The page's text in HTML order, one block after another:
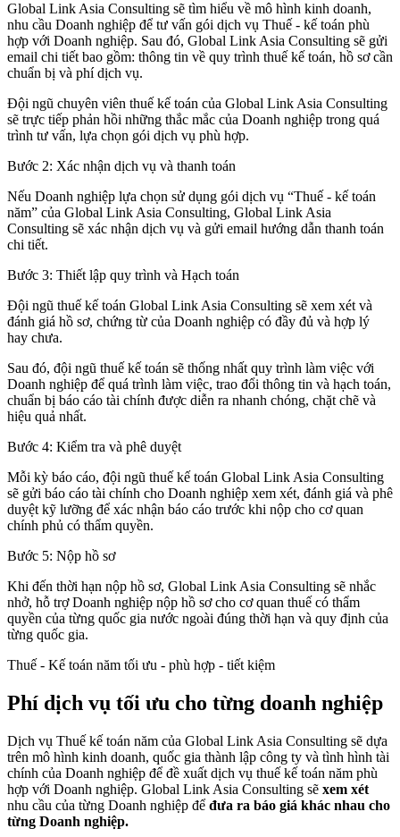
Global Link Asia Consulting sẽ tìm hiểu về mô hình kinh doanh,
nhu cầu Doanh nghiệp để tư vấn gói dịch vụ Thuế - kế toán phù
hợp với Doanh nghiệp. Sau đó, Global Link Asia Consulting sẽ gửi
email chi tiết bao gồm: thông tin về quy trình thuế kế toán, hồ sơ cần
chuẩn bị và phí dịch vụ.
Đội ngũ chuyên viên thuế kế toán của Global Link Asia Consulting
sẽ trực tiếp phản hồi những thắc mắc của Doanh nghiệp trong quá
trình tư vấn, lựa chọn gói dịch vụ phù hợp.
Bước 2: Xác nhận dịch vụ và thanh toán
Nếu Doanh nghiệp lựa chọn sử dụng gói dịch vụ “Thuế - kế toán
năm” của Global Link Asia Consulting, Global Link Asia
Consulting sẽ xác nhận dịch vụ và gửi email hướng dẫn thanh toán
chi tiết.
Bước 3: Thiết lập quy trình và Hạch toán
Đội ngũ thuế kế toán Global Link Asia Consulting sẽ xem xét và
đánh giá hồ sơ, chứng từ của Doanh nghiệp có đầy đủ và hợp lý
hay chưa.
Sau đó, đội ngũ thuế kế toán sẽ thống nhất quy trình làm việc với
Doanh nghiệp để quá trình làm việc, trao đổi thông tin và hạch toán,
chuẩn bị báo cáo tài chính được diễn ra nhanh chóng, chặt chẽ và
hiệu quả nhất.
Bước 4: Kiểm tra và phê duyệt
Mỗi kỳ báo cáo, đội ngũ thuế kế toán Global Link Asia Consulting
sẽ gửi báo cáo tài chính cho Doanh nghiệp xem xét, đánh giá và phê
duyệt kỹ lưỡng để xác nhận báo cáo trước khi nộp cho cơ quan
chính phủ có thẩm quyền.
Bước 5: Nộp hồ sơ
Khi đến thời hạn nộp hồ sơ, Global Link Asia Consulting sẽ nhắc
nhở, hỗ trợ Doanh nghiệp nộp hồ sơ cho cơ quan thuế có thẩm
quyền của từng quốc gia nước ngoài đúng thời hạn và quy định của
từng quốc gia.
Thuế - Kế toán năm tối ưu - phù hợp - tiết kiệm
Phí dịch vụ tối ưu cho từng doanh nghiệp
Dịch vụ Thuế kế toán năm của Global Link Asia Consulting sẽ dựa
trên mô hình kinh doanh, quốc gia thành lập công ty và tình hình tài
chính của Doanh nghiệp để đề xuất dịch vụ thuế kế toán năm phù
hợp với Doanh nghiệp. Global Link Asia Consulting sẽ xem xét
nhu cầu của từng Doanh nghiệp để đưa ra báo giá khác nhau cho
từng Doanh nghiệp.